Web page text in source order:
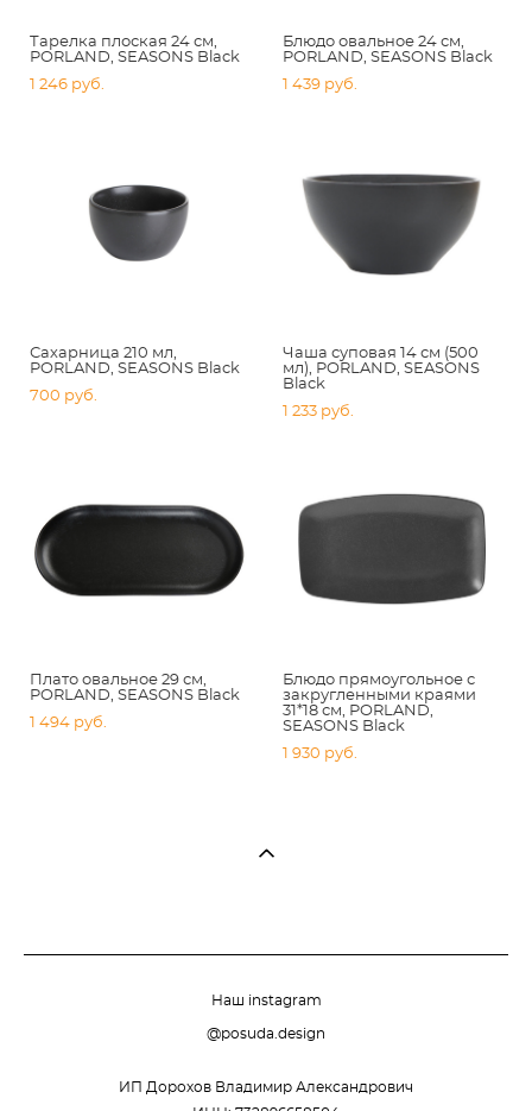
Тарелка плоская 24 см,
PORLAND, SEASONS Black
1 246 pуб.
Блюдо овальное 24 см,
PORLAND, SEASONS Black
1 439 pуб.
Сахарница 210 мл,
PORLAND, SEASONS Black
700 pуб.
Чаша суповая 14 см (500
мл), PORLAND, SEASONS
Black
1 233 pуб.
Плато овальное 29 см,
PORLAND, SEASONS Black
1 494 pуб.
Блюдо прямоугольное с
закругленными краями
31*18 см, PORLAND,
SEASONS Black
1 930 pуб.
Наш instagram
@posuda.design
ИП Дорохов Владимир Александрович